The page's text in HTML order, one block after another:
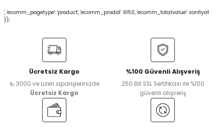
', 'ecomm_pagetype': 'product', 'ecomm_prodid': 6150, 'ecomm_totalvalue': sonfiyat
});
Ücretsiz Kargo
₺ 3000 ve üzeri siparişlerinizde
Ücretsiz Kargo
%100 Güvenli Alışveriş
250 Bit SSL Sertifikası ile %100
güvenli alışveriş